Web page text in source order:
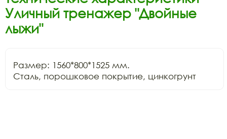
Уличный тренажер "Двойные
лыжи"
Размер: 1560*800*1525 мм.
Сталь, порошковое покрытие, цинкогрунт